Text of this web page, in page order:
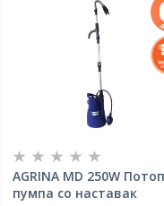
AGRINA MD 250W
пумпа со наставак